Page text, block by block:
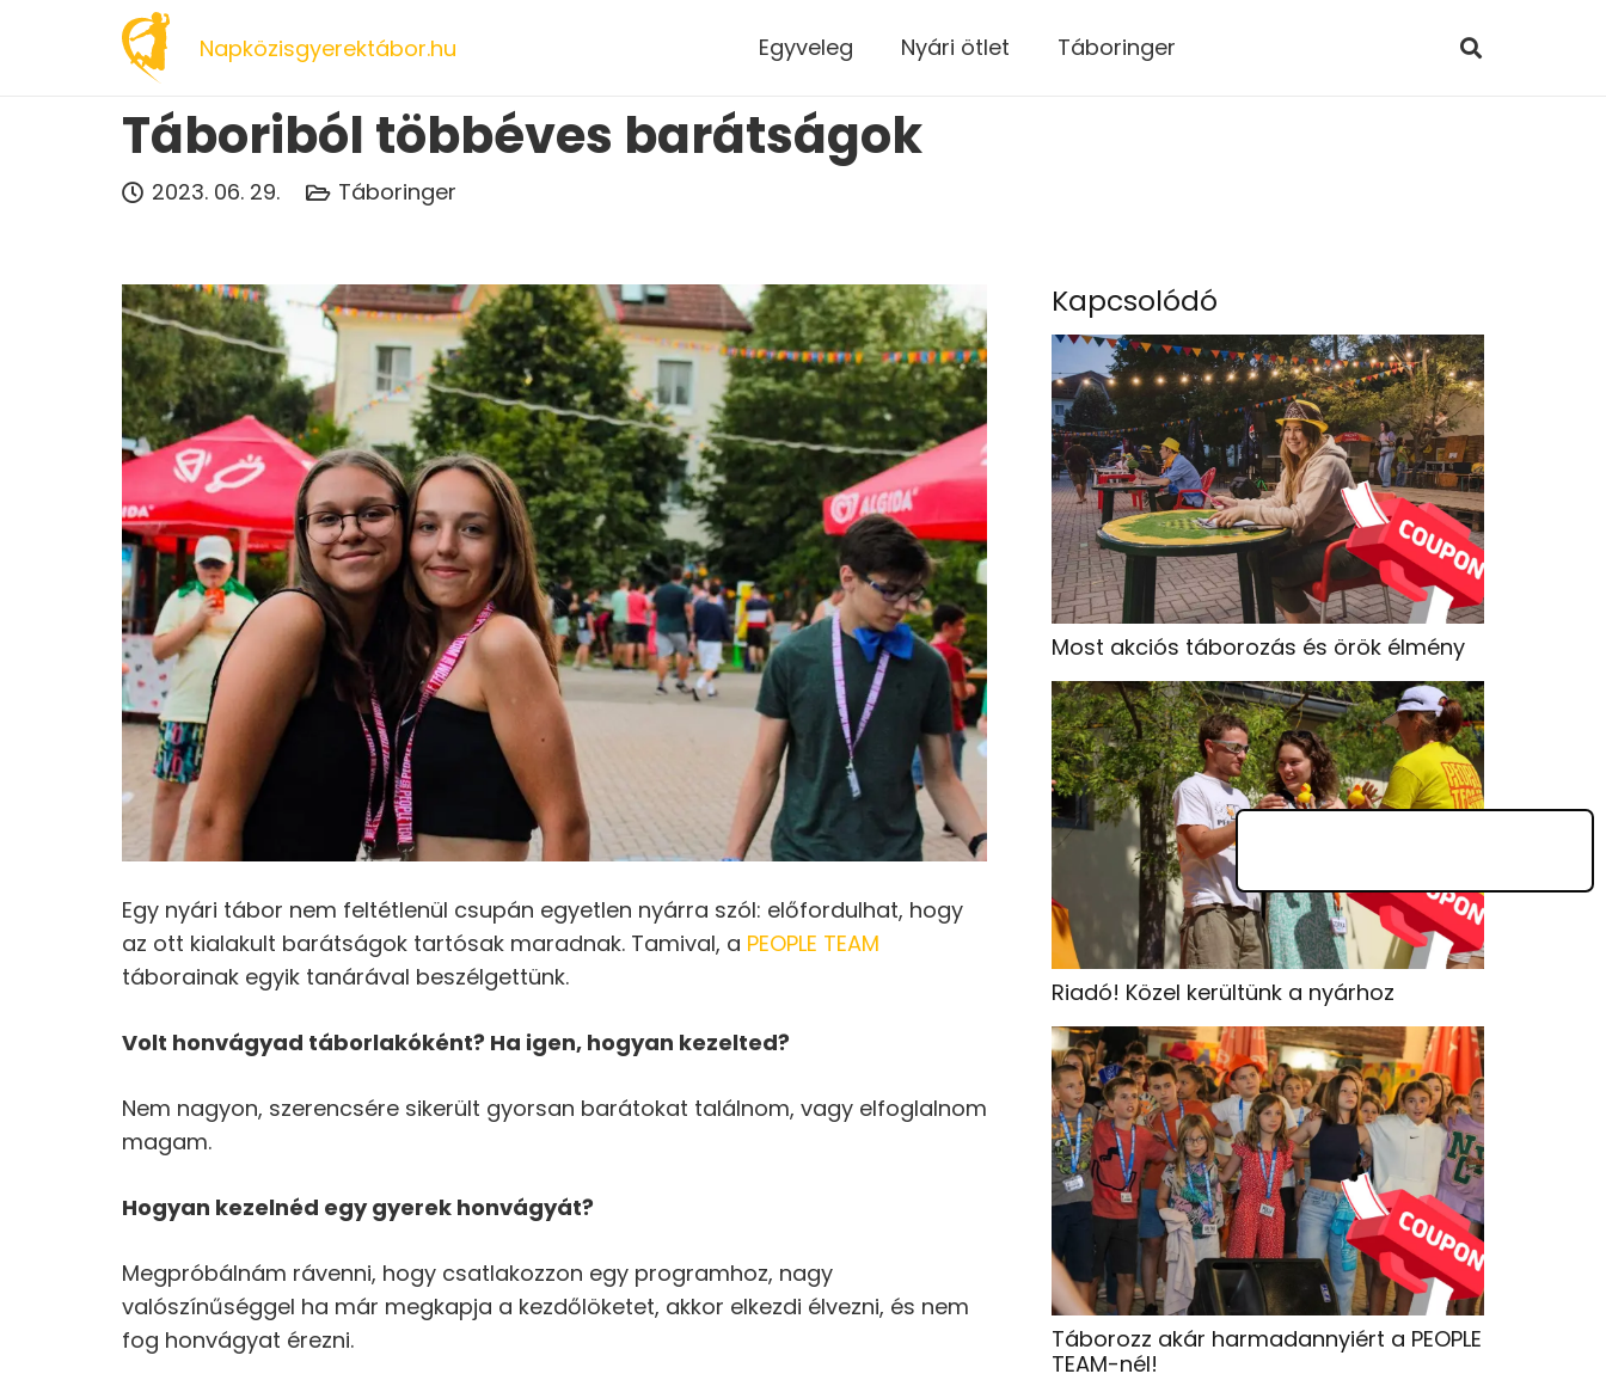
Napközisgyerektábor.hu Egyveleg Nyári ötlet Táboringer
Táboriból többéves barátságok
2023. 06. 29. Táboringer
Egy nyári tábor nem feltétlenül csupán egyetlen nyárra szól: előfordulhat, hogy
az ott kialakult barátságok tartósak maradnak. Tamival, a PEOPLE TEAM
táborainak egyik tanárával beszélgettünk.
Volt honvágyad táborlakóként? Ha igen, hogyan kezelted?
Nem nagyon, szerencsére sikerült gyorsan barátokat találnom, vagy elfoglalnom
magam.
Hogyan kezelnéd egy gyerek honvágyát?
Megpróbálnám rávenni, hogy csatlakozzon egy programhoz, nagy
valószínűséggel ha már megkapja a kezdőlöketet, akkor elkezdi élvezni, és nem
fog honvágyat érezni.
Kapcsolódó
Most akciós táborozás és örök élmény
Riadó! Közel kerültünk a nyárhoz
Táborozz akár harmadannyiért a PEOPLE
TEAM-nél!